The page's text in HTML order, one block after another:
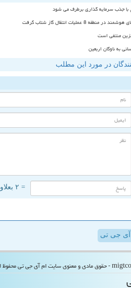
با جذب سرمایه گذاری برطرف می شود
8 عملیات انتقال گاز شتاب گرفت
منتفی است
به ناوگان اربعین
در مورد این مطلب
= ۲ بعلاوه ۳
آی جی تی